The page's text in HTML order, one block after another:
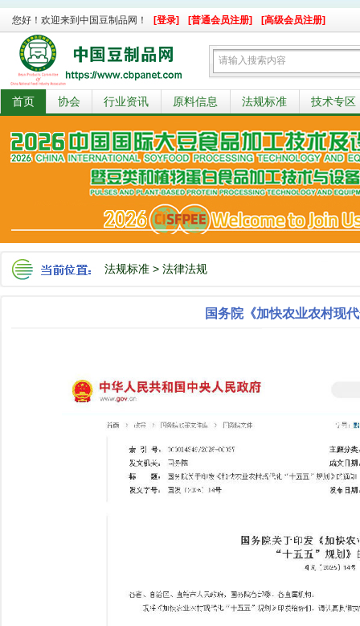
您好！欢迎来到中国豆制品网！ [登录] [普通会员注册] [高级会员注册]
首页 协会 行业资讯 原料信息 法规标准 技术专区
法规标准 > 法律法规
国务院《加快农业农村现